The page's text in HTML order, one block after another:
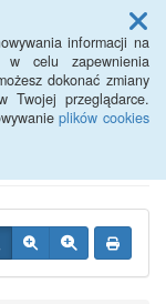
informacji na
w celu zapewnienia
dokonać zmiany
Twojej przeglądarce.
plików cookies
Menu